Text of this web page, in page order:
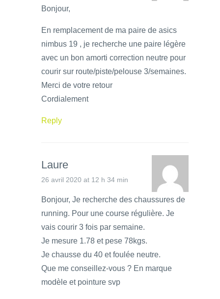
Bonjour,
En remplacement de ma paire de asics
nimbus 19 , je recherche une paire légère
avec un bon amorti correction neutre pour
courir sur route/piste/pelouse 3/semaines.
Merci de votre retour
Cordialement
Reply
Laure
26 avril 2020 at 12 h 34 min
Bonjour, Je recherche des chaussures de
running. Pour une course régulière. Je
vais courir 3 fois par semaine.
Je mesure 1.78 et pese 78kgs.
Je chausse du 40 et foulée neutre.
Que me conseillez-vous ? En marque
modèle et pointure svp